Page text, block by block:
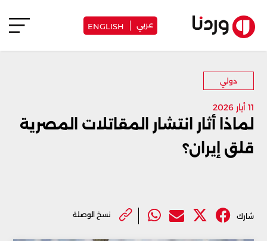
عربي ENGLISH
دولي
11 أيار 2026
لماذا أثار انتشار المقاتلات المصرية
قلق إيران؟
شارك نسخ الوصلة